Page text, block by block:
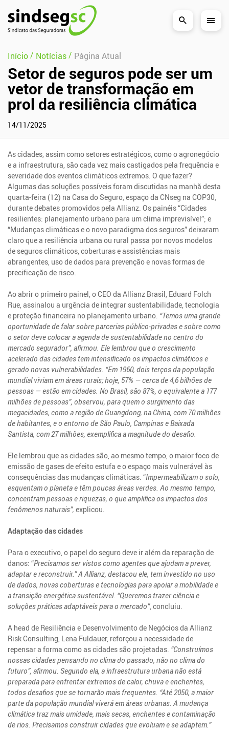
Pular Navegação (s)
Início/ Notícias/ Página Atual
Setor de seguros pode ser um
vetor de transformação em
prol da resiliência climática
14/11/2025
As cidades, assim como setores estratégicos, como o agronegócio
e a infraestrutura, são cada vez mais castigados pela frequência e
severidade dos eventos climáticos extremos. O que fazer?
Algumas das soluções possíveis foram discutidas na manhã desta
quarta-feira (12) na Casa do Seguro, espaço da CNseg na COP30,
durante debates promovidos pela Allianz. Os painéis “Cidades
resilientes: planejamento urbano para um clima imprevisível”; e
“Mudanças climáticas e o novo paradigma dos seguros” deixaram
claro que a resiliência urbana ou rural passa por novos modelos
de seguros climáticos, coberturas e assistências mais
abrangentes, uso de dados para prevenção e novas formas de
precificação de risco.
Ao abrir o primeiro painel, o CEO da Allianz Brasil, Eduard Folch
Rue, assinalou a urgência de integrar sustentabilidade, tecnologia
e proteção financeira no planejamento urbano. “Temos uma grande
oportunidade de falar sobre parcerias público-privadas e sobre como
o setor deve colocar a agenda de sustentabilidade no centro do
mercado segurador”, afirmou. Ele lembrou que o crescimento
acelerado das cidades tem intensificado os impactos climáticos e
gerado novas vulnerabilidades. “Em 1960, dois terços da população
mundial viviam em áreas rurais; hoje, 57% — cerca de 4,6 bilhões de
pessoas — estão em cidades. No Brasil, são 87%, o equivalente a 177
milhões de pessoas”, observou, para quem o surgimento das
megacidades, como a região de Guangdong, na China, com 70 milhões
de habitantes, e o entorno de São Paulo, Campinas e Baixada
Santista, com 27 milhões, exemplifica a magnitude do desafio.
Ele lembrou que as cidades são, ao mesmo tempo, o maior foco de
emissão de gases de efeito estufa e o espaço mais vulnerável às
consequências das mudanças climáticas. “Impermeabilizam o solo,
esquentam o planeta e têm poucas áreas verdes. Ao mesmo tempo,
concentram pessoas e riquezas, o que amplifica os impactos dos
fenômenos naturais”, explicou.
Adaptação das cidades
Para o executivo, o papel do seguro deve ir além da reparação de
danos: “Precisamos ser vistos como agentes que ajudam a prever,
adaptar e reconstruir.” A Allianz, destacou ele, tem investido no uso
de dados, novas coberturas e tecnologias para apoiar a mobilidade e
a transição energética sustentável. “Queremos trazer ciência e
soluções práticas adaptáveis para o mercado”, concluiu.
A head de Resiliência e Desenvolvimento de Negócios da Allianz
Risk Consulting, Lena Fuldauer, reforçou a necessidade de
repensar a forma como as cidades são projetadas. “Construímos
nossas cidades pensando no clima do passado, não no clima do
futuro”, afirmou. Segundo ela, a infraestrutura urbana não está
preparada para enfrentar extremos de calor, chuva e enchentes,
todos desafios que se tornarão mais frequentes. “Até 2050, a maior
parte da população mundial viverá em áreas urbanas. A mudança
climática traz mais umidade, mais secas, enchentes e contaminação
de rios. Precisamos construir cidades que evoluam e se adaptem.”